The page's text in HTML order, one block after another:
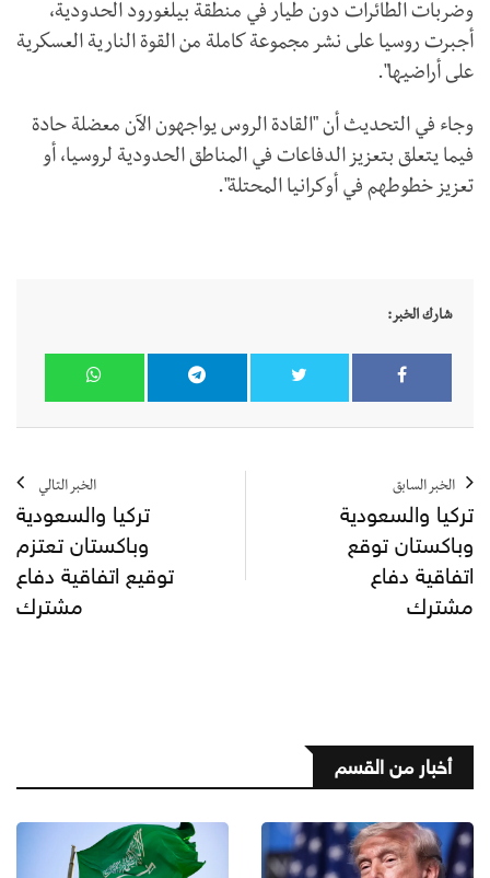
وضربات الطائرات دون طيار في منطقة بيلغورود الحدودية،
أجبرت روسيا على نشر مجموعة كاملة من القوة النارية العسكرية
على أراضيها".
وجاء في التحديث أن "القادة الروس يواجهون الآن معضلة حادة
فيما يتعلق بتعزيز الدفاعات في المناطق الحدودية لروسيا، أو
تعزيز خطوطهم في أوكرانيا المحتلة".
شارك الخبر:
الخبر السابق
تركيا والسعودية
وباكستان توقع
اتفاقية دفاع
مشترك
الخبر التالي
تركيا والسعودية
وباكستان تعتزم
توقيع اتفاقية دفاع
مشترك
أخبار من القسم